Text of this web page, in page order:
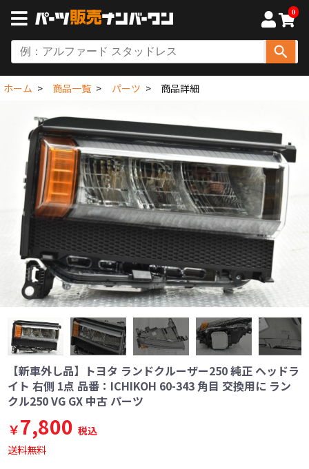
0
ホーム 商品一覧 パーツ 商品詳細
【新車外し品】トヨタ ランドクルーザー250 純正 ヘッドラ
イト 右側 1点 品番：ICHIKOH 60-343 角目 交換用に ラン
クル250 VG GX 中古 パーツ
￥7,800 税込
送料無料